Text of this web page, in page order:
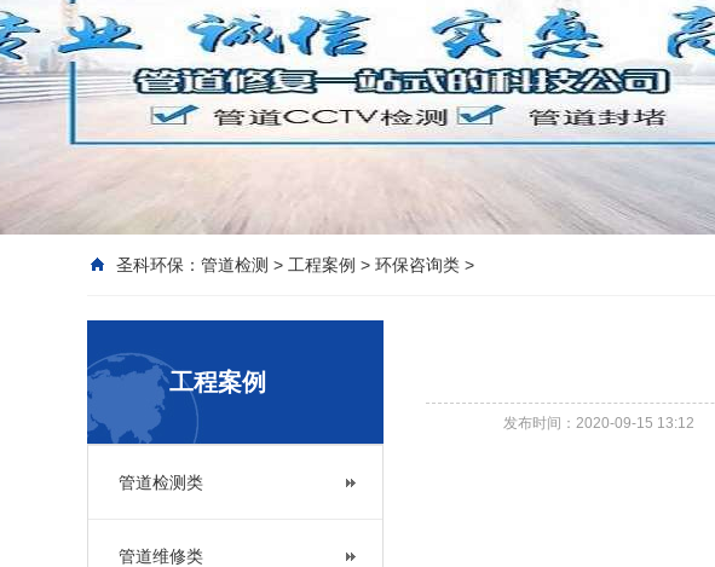
圣科环保： 管道检测 > 工程案例 > 环保咨询类 >
工程案例
管道检测类
管道维修类
发布时间：2020-09-15 13:12